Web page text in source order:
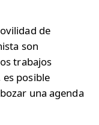
de
son
trabajos
posible
una agenda